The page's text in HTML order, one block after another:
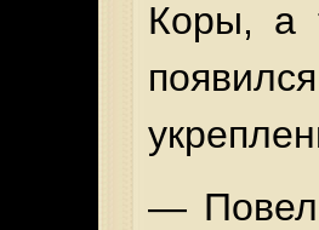
Коры, а
—